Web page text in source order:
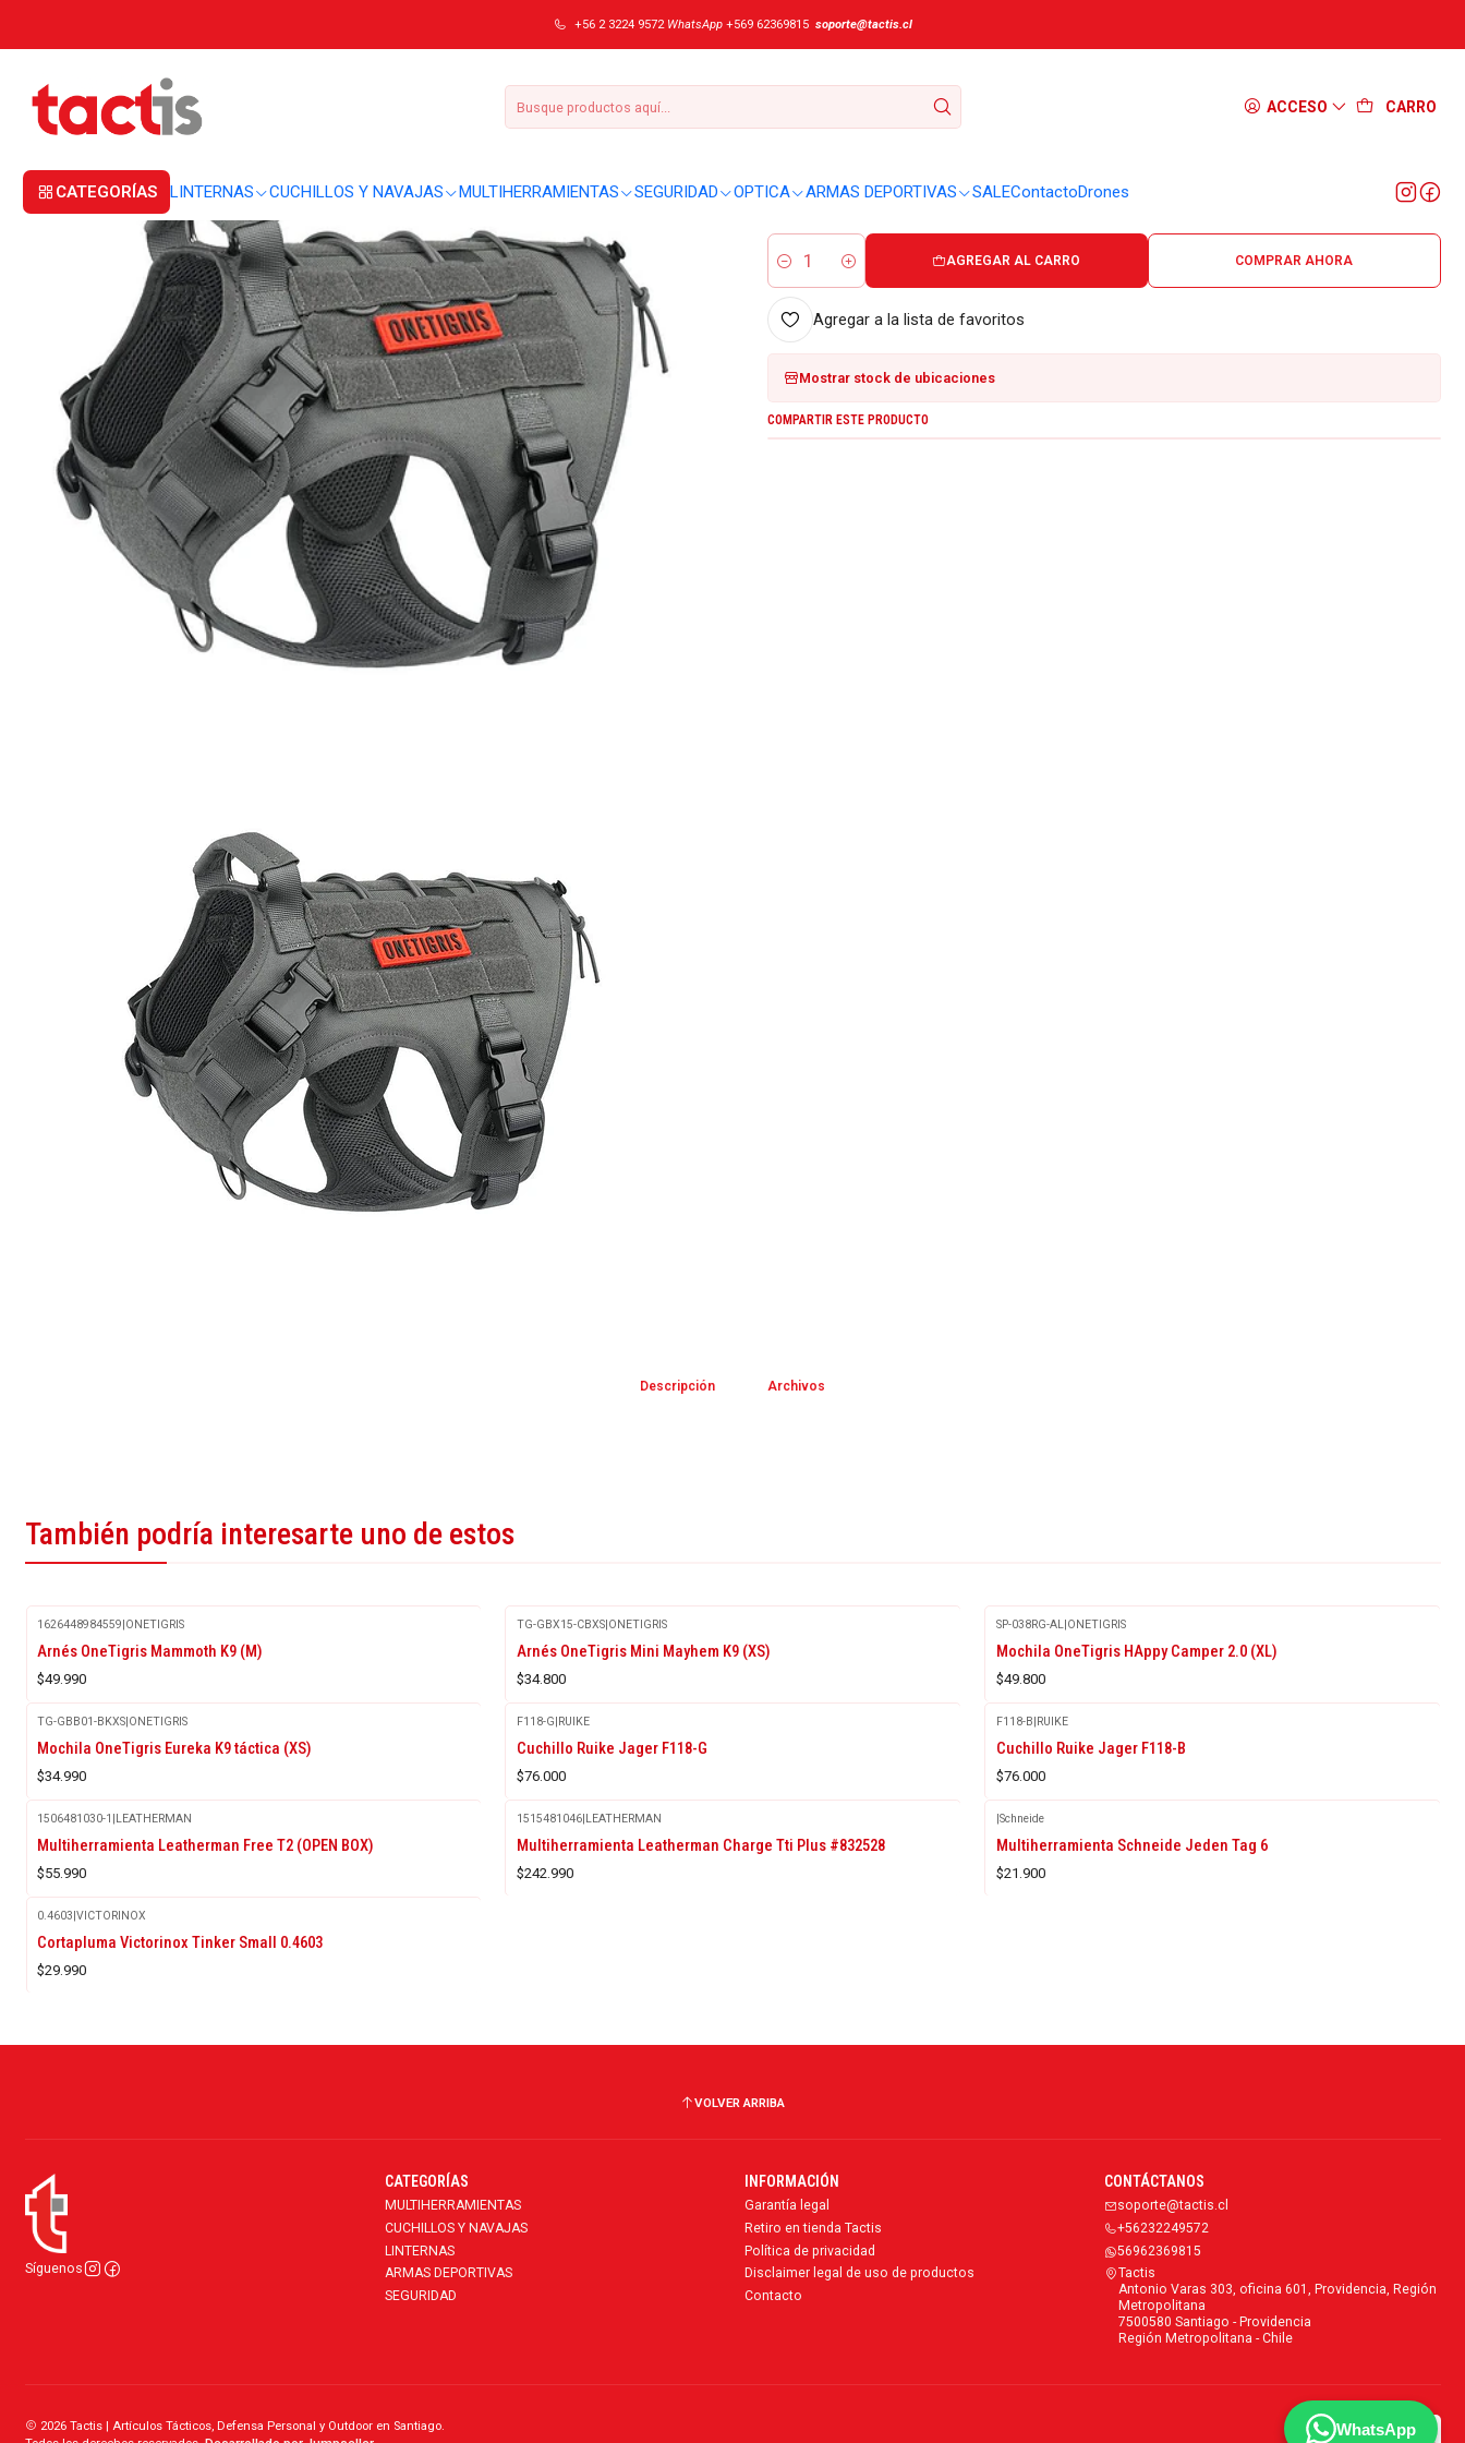
ACCESO CARRO
CATEGORÍAS LINTERNAS CUCHILLOS Y NAVAJAS MULTIHERRAMIENTAS SEGURIDAD OPTICA ARMAS DEPORTIVAS SALEContactoDrones
+56 2 3224 9572 WhatsApp +569 62369815 soporte@tactis.cl
|
Arnés OneTigris Fire Watcher 2.0 K9 (L)
No se entregaron detalles adicionales.
Cantidad
AGREGAR AL CARRO COMPRAR AHORA
Agregar a la lista de favoritos
Mostrar stock de ubicaciones
COMPARTIR ESTE PRODUCTO
Descripción Archivos
También podría interesarte uno de estos
1626448984559|ONETIGRIS
Arnés OneTigris Mammoth K9 (M)
$49.990
TG-GBX15-CBXS|ONETIGRIS
Arnés OneTigris Mini Mayhem K9 (XS)
$34.800
SP-038RG-AL|ONETIGRIS
Mochila OneTigris HAppy Camper 2.0 (XL)
$49.800
TG-GBB01-BKXS|ONETIGRIS
Mochila OneTigris Eureka K9 táctica (XS)
$34.990
F118-G|RUIKE
Cuchillo Ruike Jager F118-G
$76.000
F118-B|RUIKE
Cuchillo Ruike Jager F118-B
$76.000
1506481030-1 |LEATHERMAN
Multiherramienta Leatherman Free T2 (OPEN BOX)
$55.990
1515481046|LEATHERMAN
Multiherramienta Leatherman Charge Tti Plus #832528
$242.990
|Schneide
Multiherramienta Schneide Jeden Tag 6
$21.900
0.4603|VICTORINOX
Cortapluma Victorinox Tinker Small 0.4603
$29.990
VOLVER ARRIBA
Síguenos
CATEGORÍAS
MULTIHERRAMIENTAS
CUCHILLOS Y NAVAJAS
LINTERNAS
ARMAS DEPORTIVAS
SEGURIDAD
INFORMACIÓN
Garantía legal
Retiro en tienda Tactis
Política de privacidad
Disclaimer legal de uso de productos
Contacto
CONTÁCTANOS
soporte@tactis.cl
+56232249572
56962369815
Tactis
Antonio Varas 303, oficina 601, Providencia, Región
Metropolitana
7500580 Santiago - Providencia
Región Metropolitana - Chile
2026 Tactis | Artículos Tácticos, Defensa Personal y Outdoor en Santiago.
WhatsApp